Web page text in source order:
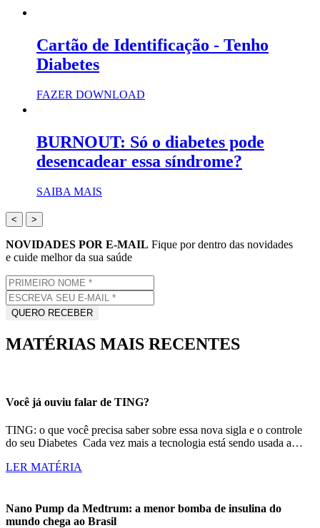
Cartão de Identificação - Tenho
Diabetes
FAZER DOWNLOAD
BURNOUT: Só o diabetes pode
desencadear essa síndrome?
SAIBA MAIS
< >
NOVIDADES POR E-MAIL Fique por dentro das novidades
e cuide melhor da sua saúde
MATÉRIAS MAIS RECENTES
Você já ouviu falar de TING?
TING: o que você precisa saber sobre essa nova sigla e o controle
do seu Diabetes Cada vez mais a tecnologia está sendo usada a…
LER MATÉRIA
Nano Pump da Medtrum: a menor bomba de insulina do
mundo chega ao Brasil